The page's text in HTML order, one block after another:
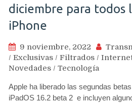
diciembre para todos
iPhone
9 noviembre, 2022
/ Exclusivas / Filtrados /
Novedades / Tecnología
Apple ha liberado las segundas
iPadOS 16.2 beta 2 e incluyen